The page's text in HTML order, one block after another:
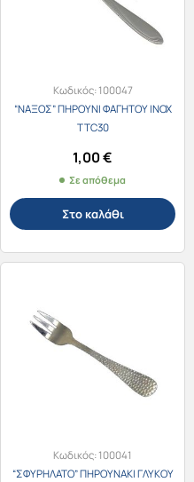
Κωδικός:100047
“ΝΑΞΟΣ” ΠΗΡΟΥΝΙ ΦΑΓΗΤΟΥ ΙΝΟΧ
TTC30
1,00€
Σε απόθεμα
Στο καλάθι
Κωδικός:100041
“ΣΦΥΡΗΛΑΤΟ” ΠΗΡΟΥΝΑΚΙ ΓΛΥΚΟΥ